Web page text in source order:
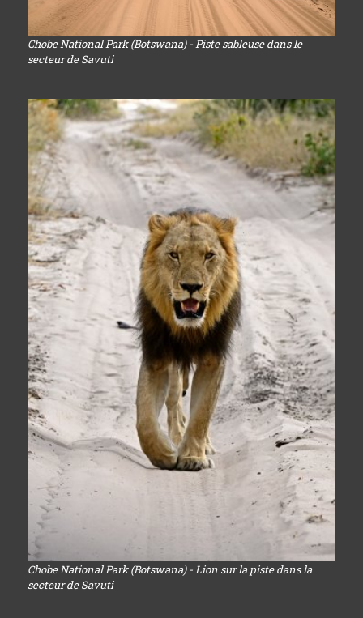
Chobe National Park (Botswana) - Piste sableuse dans le
secteur de Savuti
Chobe National Park (Botswana) - Lion sur la piste dans la
secteur de Savuti